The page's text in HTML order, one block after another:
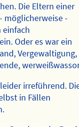
Die Eltern einer
möglicherweise -
einfach
Oder es war ein
Vergewaltigung,
irreführend.
in Fällen